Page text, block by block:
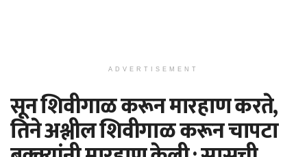
ADVERTISEMENT
सून शिवीगाळ करून मारहाण करते,
तिने अश्लील शिवीगाळ करून चापटा